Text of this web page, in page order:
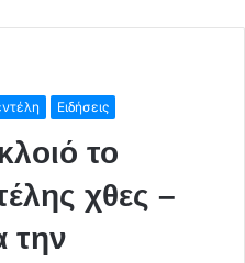
Ειδήσεις
το
χθες –
την